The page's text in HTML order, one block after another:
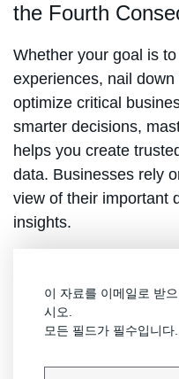
the Fourth
Whether your goal is
experiences, nail
optimize critical
smarter decisions,
helps you create
data. Businesses rely
view of their important
insights.
이 자료를 이메일로 받
시오.
모든 필드가 필수입니다.